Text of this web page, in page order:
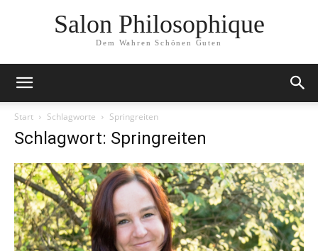
Salon Philosophique
Dem Wahren Schönen Guten
Start Schlagworte Springreiten
Schlagwort: Springreiten